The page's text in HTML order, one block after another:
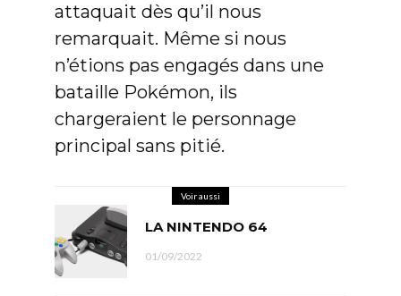
attaquait dès qu’il nous
remarquait. Même si nous
n’étions pas engagés dans une
bataille Pokémon, ils
chargeraient le personnage
principal sans pitié.
Voir aussi
LA NINTENDO 64
01/09/2022